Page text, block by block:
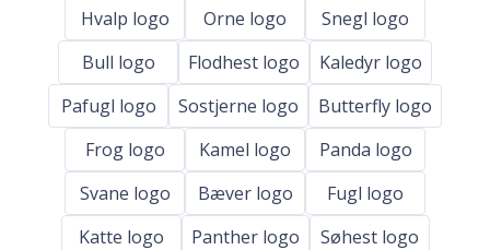
Hvalp logo
Orne logo
Snegl logo
Bull logo
Flodhest logo
Kaledyr logo
Pafugl logo
Sostjerne logo
Butterfly logo
Frog logo
Kamel logo
Panda logo
Svane logo
Bæver logo
Fugl logo
Katte logo
Panther logo
Søhest logo